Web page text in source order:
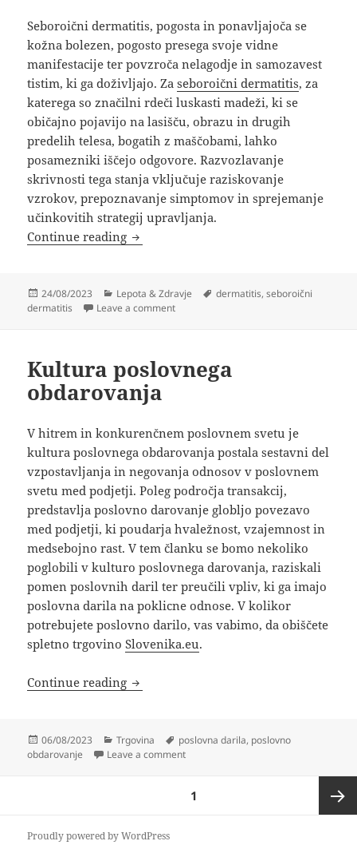
Seboroični dermatitis, pogosta in ponavljajoča se
kožna bolezen, pogosto presega svoje vidne
manifestacije ter povzroča nelagodje in samozavest
tistim, ki ga doživljajo. Zaseboroični dermatitis, za
katerega so značilni rdeči luskasti madeži, ki se
običajno pojavijo na lasišču, obrazu in drugih
predelih telesa, bogatih z maščobami, lahko
posamezniki iščejo odgovore. Razvozlavanje
skrivnosti tega stanja vključuje raziskovanje
vzrokov, prepoznavanje simptomov in sprejemanje
učinkovitih strategij upravljanja.
Continue reading Seboroični dermatitis: Razumevanje
Posted
on
24/08/2023 Categories
Lepota & Zdravje Tags
dermatitis,seboroični
dermatitis
Leave a commenton Seboroični dermatitis: Razumevanje
Kultura poslovnega
obdarovanja
V hitrem in konkurenčnem poslovnem svetu je
kultura poslovnega obdarovanja postala sestavni del
vzpostavljanja in negovanja odnosov v poslovnem
svetu med podjetji. Poleg področja transakcij,
predstavlja poslovno darovanje globljo povezavo
med podjetji, ki poudarja hvaležnost, vzajemnost in
medsebojno rast. V tem članku se bomo nekoliko
poglobili v kulturo poslovnega darovanja, raziskali
pomen poslovnih daril ter preučili vpliv, ki ga imajo
poslovna darila na poklicne odnose. V kolikor
potrebujete poslovno darilo, vas vabimo, da obiščete
spletno trgovinoSlovenika.eu.
Continue reading Kultura poslovnega obdarovanja
Posted
on
06/08/2023 Categories
Trgovina Tags
poslovna darila, poslovno
obdarovanje
Leave a commenton Kultura poslovnega obdarovanja
1
Proudly powered by WordPress